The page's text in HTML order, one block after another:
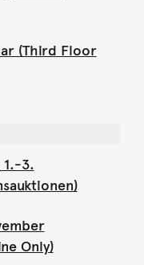
(Third Floor
1.-3.
Only)